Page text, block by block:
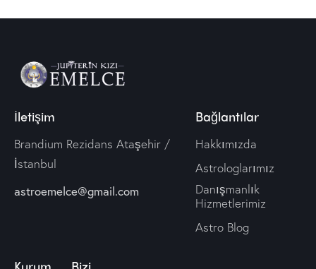
İletişim
Brandium Rezidans Ataşehir /
İstanbul
astroemelce@gmail.com
Bağlantılar
Hakkımızda
Astrologlarımız
Danışmanlık
Hizmetlerimiz
Astro Blog
Kurum Bizi